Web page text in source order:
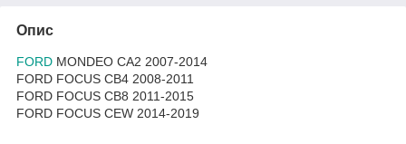
Опис
FORD MONDEO CA2 2007-2014
FORD FOCUS CB4 2008-2011
FORD FOCUS CB8 2011-2015
FORD FOCUS CEW 2014-2019